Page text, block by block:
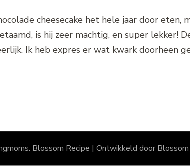
cheesecake het hele jaar door
is hij zeer machtig, en super lekker!
Ik heb expres er wat kwark doorheen
Blossom Recipe | Ontwikkeld door